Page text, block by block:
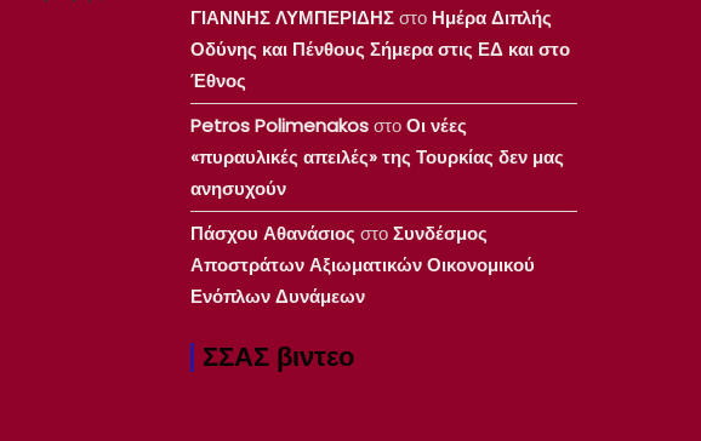
ΓΙΑΝΝΗΣ ΛΥΜΠΕΡΙΔΗΣστο Ημέρα Διπλής
Οδύνης και Πένθους Σήμερα στις ΕΔ και στο
Έθνος
Petros PolimenakosστοΟι νέες
«πυραυλικές απειλές» της Τουρκίας δεν μας
ανησυχούν
Πάσχου Αθανάσιος στοΣυνδέσμος
Αποστράτων Αξιωματικών Οικονομικού
Ενόπλων Δυνάμεων
ΣΣΑΣ βιντεο